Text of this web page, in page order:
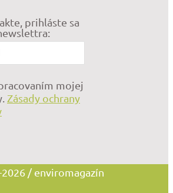
prihláste sa
mojej
Zásady ochrany
/ enviromagazín